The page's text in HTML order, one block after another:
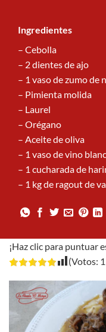
Ingredientes
– Cebolla
– 2 dientes de ajo
– 1 vaso de zumo de
– Pimienta molida
– Laurel
– Orégano
– Aceite de oliva
– 1 vaso de vino
– 1 cucharada de
– 1 kg de ragout de
¡Haz clic para puntuar
(Votos: 1